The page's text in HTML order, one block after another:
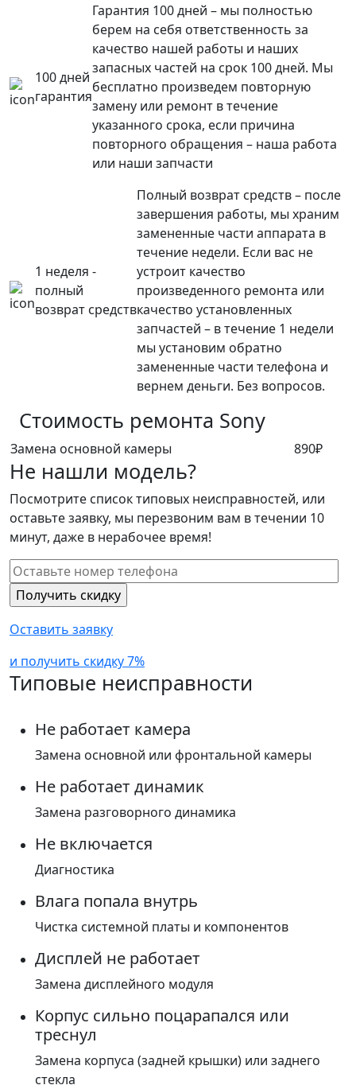
100 дней
гарантия
Гарантия 100 дней – мы полностью
берем на себя ответственность за
качество нашей работы и наших
запасных частей на срок 100 дней. Мы
бесплатно произведем повторную
замену или ремонт в течение
указанного срока, если причина
повторного обращения – наша работа
или наши запчасти
1 неделя -
полный
возврат средств
Полный возврат средств – после
завершения работы, мы храним
замененные части аппарата в
течение недели. Если вас не
устроит качество
произведенного ремонта или
качество установленных
запчастей – в течение 1 недели
мы установим обратно
замененные части телефона и
вернем деньги. Без вопросов.
Стоимость ремонта Sony
Замена основной камеры 890₽
Не нашли модель?
Посмотрите список типовых неисправностей, или
оставьте заявку, мы перезвоним вам в течении 10
минут, даже в нерабочее время!
Оставить заявку
и получить скидку 7%
Типовые неисправности
Не работает камера
Замена основной или фронтальной камеры
Не работает динамик
Замена разговорного динамика
Не включается
Диагностика
Влага попала внутрь
Чистка системной платы и компонентов
Дисплей не работает
Замена дисплейного модуля
Корпус сильно поцарапался или
треснул
Замена корпуса (задней крышки) или заднего
стекла